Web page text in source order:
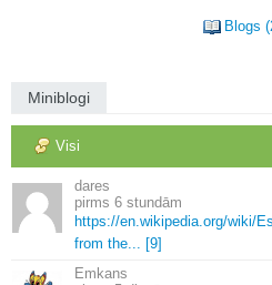
Blogs
Miniblogi
Visi
dares
6 stundām
https://en.wikipedia.org/wiki/
from the... [9]
Emkans